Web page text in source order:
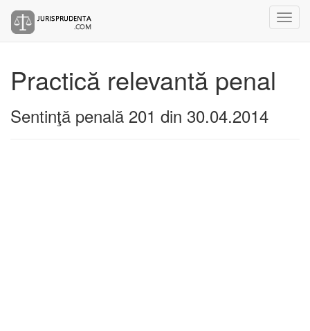
Practică relevantă penal
Sentinţă penală 201 din 30.04.2014